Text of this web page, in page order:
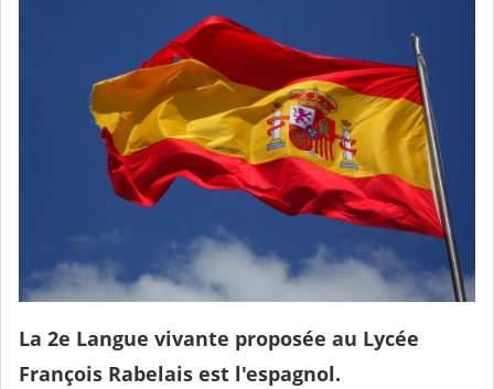
La 2e Langue vivante proposée au Lycée
François Rabelais est l'espagnol.